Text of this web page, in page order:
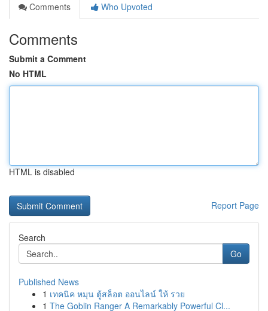
Comments
Who Upvoted
Comments
Submit a Comment
No HTML
HTML is disabled
Report Page
Search
Go
Published News
1 เทคนิค หมุน ตู้สล็อต ออนไลน์ ให้ รวย
1 The Goblin Ranger A Remarkably Powerful Cl...